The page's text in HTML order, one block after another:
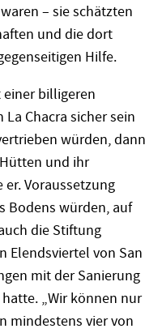
– sie schätzten
und die dort
Hilfe.
einer billigeren
Chacra sicher sein
würden, dann
und ihr
Voraussetzung
Bodens würden, auf
die Stiftung
Elendsviertel von San
mit der Sanierung
„Wir können nur
mindestens vier von